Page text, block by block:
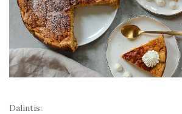
Dalintis: